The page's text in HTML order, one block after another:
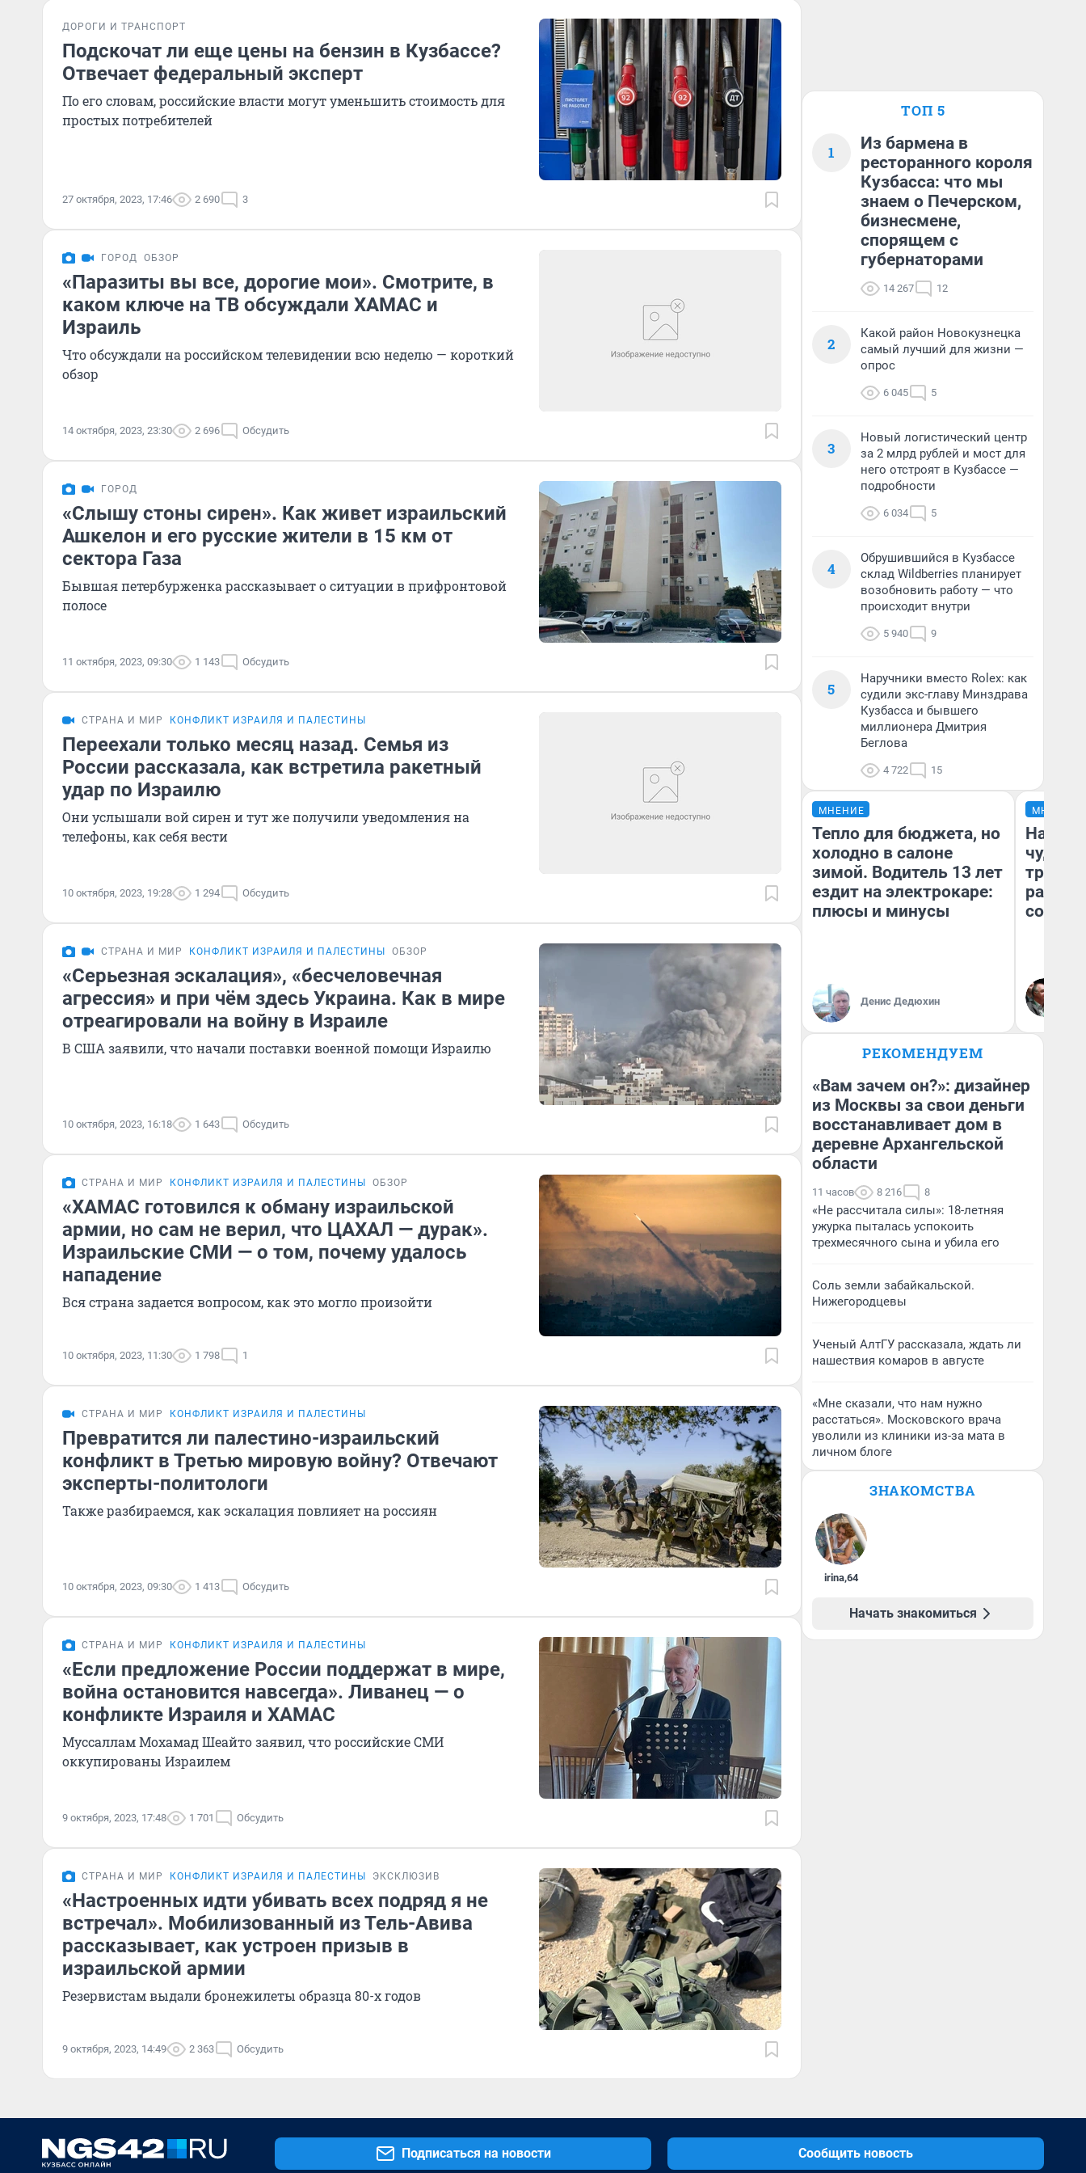
ДОРОГИ И ТРАНСПОРТ
Подскочат ли еще цены на бензин в Кузбассе?
Отвечает федеральный эксперт
По его словам, российские власти могут уменьшить стоимость для
простых потребителей
27 октября, 2023, 17:46 2 690 3
ГОРОД ОБЗОР
«Паразиты вы все, дорогие мои». Смотрите, в
каком ключе на ТВ обсуждали ХАМАС и
Израиль
Что обсуждали на российском телевидении всю неделю — короткий
обзор
14 октября, 2023, 23:30 2 696 Обсудить
ГОРОД
«Слышу стоны сирен». Как живет израильский
Ашкелон и его русские жители в 15 км от
сектора Газа
Бывшая петербурженка рассказывает о ситуации в прифронтовой
полосе
11 октября, 2023, 09:30 1 143 Обсудить
СТРАНА И МИР КОНФЛИКТ ИЗРАИЛЯ И ПАЛЕСТИНЫ
Переехали только месяц назад. Семья из
России рассказала, как встретила ракетный
удар по Израилю
Они услышали вой сирен и тут же получили уведомления на
телефоны, как себя вести
10 октября, 2023, 19:28 1 294 Обсудить
СТРАНА И МИР КОНФЛИКТ ИЗРАИЛЯ И ПАЛЕСТИНЫ ОБЗОР
«Серьезная эскалация», «бесчеловечная
агрессия» и при чём здесь Украина. Как в мире
отреагировали на войну в Израиле
В США заявили, что начали поставки военной помощи Израилю
10 октября, 2023, 16:18 1 643 Обсудить
СТРАНА И МИР КОНФЛИКТ ИЗРАИЛЯ И ПАЛЕСТИНЫ ОБЗОР
«ХАМАС готовился к обману израильской
армии, но сам не верил, что ЦАХАЛ — дурак».
Израильские СМИ — о том, почему удалось
нападение
Вся страна задается вопросом, как это могло произойти
10 октября, 2023, 11:30 1 798 1
СТРАНА И МИР КОНФЛИКТ ИЗРАИЛЯ И ПАЛЕСТИНЫ
Превратится ли палестино-израильский
конфликт в Третью мировую войну? Отвечают
эксперты-политологи
Также разбираемся, как эскалация повлияет на россиян
10 октября, 2023, 09:30 1 413 Обсудить
СТРАНА И МИР КОНФЛИКТ ИЗРАИЛЯ И ПАЛЕСТИНЫ
«Если предложение России поддержат в мире,
война остановится навсегда». Ливанец — о
конфликте Израиля и ХАМАС
Муссаллам Мохамад Шеайто заявил, что российские СМИ
оккупированы Израилем
9 октября, 2023, 17:48 1 701 Обсудить
СТРАНА И МИР КОНФЛИКТ ИЗРАИЛЯ И ПАЛЕСТИНЫ ЭКСКЛЮЗИВ
«Настроенных идти убивать всех подряд я не
встречал». Мобилизованный из Тель-Авива
рассказывает, как устроен призыв в
израильской армии
Резервистам выдали бронежилеты образца 80-х годов
9 октября, 2023, 14:49 2 363 Обсудить
ТОП 5
1
Из бармена в
ресторанного короля
Кузбасса: что мы
знаем о Печерском,
бизнесмене,
спорящем с
губернаторами
14 267 12
2
Какой район Новокузнецка
самый лучший для жизни —
опрос
6 045 5
3
Новый логистический центр
за 2 млрд рублей и мост для
него отстроят в Кузбассе —
подробности
6 034 5
4
Обрушившийся в Кузбассе
склад Wildberries планирует
возобновить работу — что
происходит внутри
5 940 9
5
Наручники вместо Rolex: как
судили экс-главу Минздрава
Кузбасса и бывшего
миллионера Дмитрия
Беглова
4 722 15
МНЕНИЕ
Тепло для бюджета, но
холодно в салоне
зимой. Водитель 13 лет
ездит на электрокаре:
плюсы и минусы
Денис Дедюхин
МНЕНИЕ
чудом
РЕКОМЕНДУЕМ
«Вам зачем он?»: дизайнер
из Москвы за свои деньги
восстанавливает дом в
деревне Архангельской
области
11 часов 8 216 8
«Не рассчитала силы»: 18-летняя
ужурка пыталась успокоить
трехмесячного сына и убила его
Соль земли забайкальской.
Нижегородцевы
Ученый АлтГУ рассказала, ждать ли
нашествия комаров в августе
«Мне сказали, что нам нужно
расстаться». Московского врача
уволили из клиники из-за мата в
личном блоге
ЗНАКОМСТВА
irina,64
Начать знакомиться
Подписаться на новости Сообщить новость